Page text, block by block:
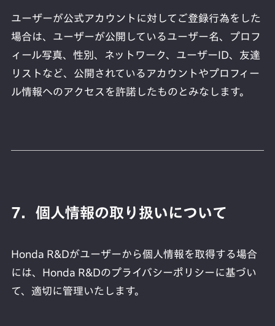
ユーザーが公式アカウントに対してご登録行為をした
場合は、ユーザーが公開しているユーザー名、プロフ
ィール写真、性別、ネットワーク、ユーザーID、友達
リストなど、公開されているアカウントやプロフィー
ル情報へのアクセスを許諾したものとみなします。
7．個人情報の取り扱いについて
Honda R&Dがユーザーから個人情報を取得する場合
には、Honda R&Dのプライバシーポリシーに基づい
て、適切に管理いたします。